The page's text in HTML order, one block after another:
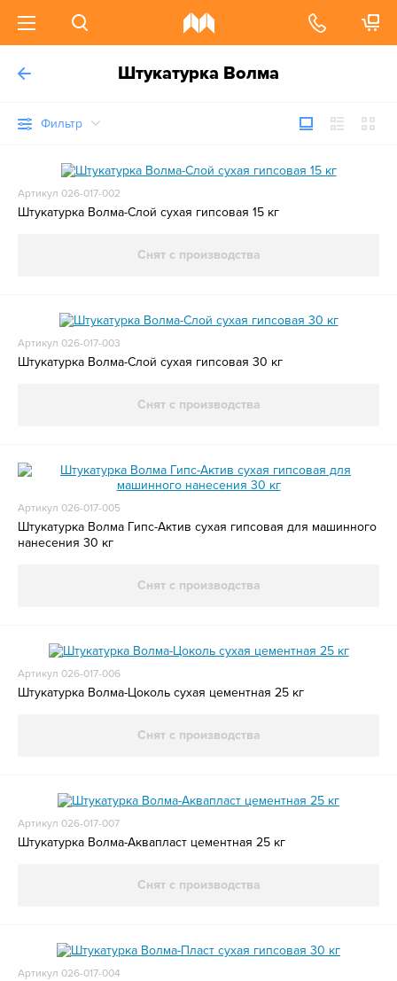
Штукатурка Волма
Фильтр
Артикул 026-017-002
Штукатурка Волма-Слой сухая гипсовая 15 кг
Снят с производства
Артикул 026-017-003
Штукатурка Волма-Слой сухая гипсовая 30 кг
Снят с производства
Артикул 026-017-005
Штукатурка Волма Гипс-Актив сухая гипсовая для машинного
нанесения 30 кг
Снят с производства
Артикул 026-017-006
Штукатурка Волма-Цоколь сухая цементная 25 кг
Снят с производства
Артикул 026-017-007
Штукатурка Волма-Аквапласт цементная 25 кг
Снят с производства
Артикул 026-017-004